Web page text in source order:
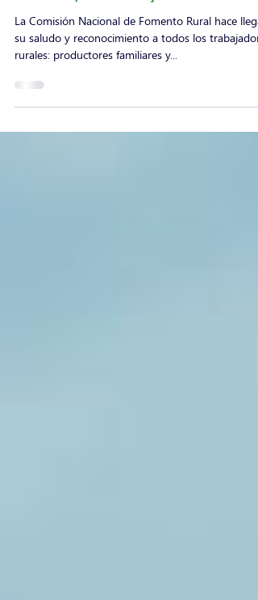
30 de abril | Día del Trabajador Rural
La Comisión Nacional de Fomento Rural hace
rurales: productores familiares y...